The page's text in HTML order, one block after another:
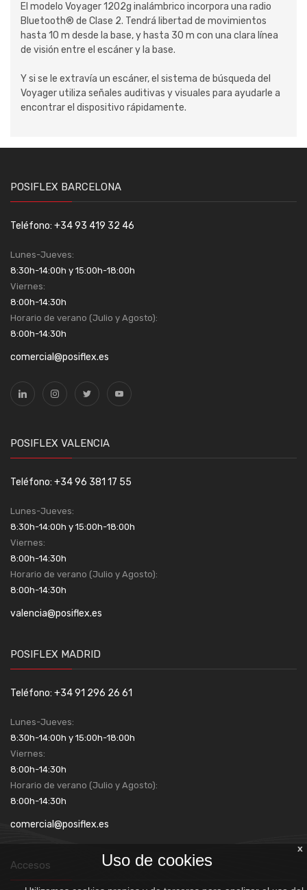
El modelo Voyager 1202g inalámbrico incorpora una radio
Bluetooth® de Clase 2. Tendrá libertad de movimientos
hasta 10 m desde la base, y hasta 30 m con una clara línea
de visión entre el escáner y la base.
Y si se le extravía un escáner, el sistema de búsqueda del
Voyager utiliza señales auditivas y visuales para ayudarle a
encontrar el dispositivo rápidamente.
POSIFLEX BARCELONA
Teléfono: +34 93 419 32 46
Lunes-Jueves:
8:30h-14:00h y 15:00h-18:00h
Viernes:
8:00h-14:30h
Horario de verano (Julio y Agosto):
8:00h-14:30h
comercial@posiflex.es
POSIFLEX VALENCIA
Teléfono: +34 96 381 17 55
Lunes-Jueves:
8:30h-14:00h y 15:00h-18:00h
Viernes:
8:00h-14:30h
Horario de verano (Julio y Agosto):
8:00h-14:30h
valencia@posiflex.es
POSIFLEX MADRID
Teléfono: +34 91 296 26 61
Lunes-Jueves:
8:30h-14:00h y 15:00h-18:00h
Viernes:
8:00h-14:30h
Horario de verano (Julio y Agosto):
8:00h-14:30h
comercial@posiflex.es
Accesos
x
Uso de cookies